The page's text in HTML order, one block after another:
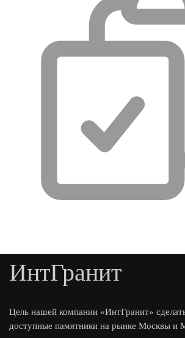
ИнтГранит
Цель нашей компании «ИнтГранит»
доступные памятники на рынке Москвы и